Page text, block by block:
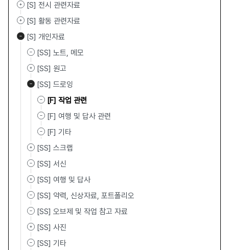
[S] 전시 관련자료
[S] 활동 관련자료
[S] 개인자료
[SS] 노트, 메모
[SS] 원고
[SS] 드로잉
[F] 작업 관련
[F] 여행 및 답사 관련
[F] 기타
[SS] 스크랩
[SS] 서신
[SS] 여행 및 답사
[SS] 약력, 신상자료, 포트폴리오
[SS] 오브제 및 작업 참고 자료
[SS] 사진
[SS] 기타